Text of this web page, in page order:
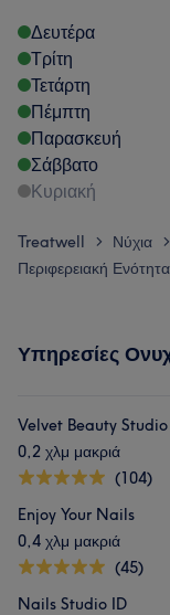
Δευτέρα
Τρίτη
Τετάρτη
Πέμπτη
Παρασκευή
Σάββατο
Κυριακή
Treatwell > Νύχια >
Περιφερειακή
Υπηρεσίες
Velvet Beauty Studio
0,2 χλμ μακριά
(104)
Enjoy Your Nails
0,4 χλμ μακριά
(45)
Nails Studio ID